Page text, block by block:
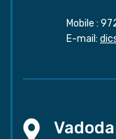
Mobile :
E-mail: